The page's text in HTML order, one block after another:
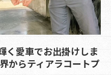
く愛車でお出掛けしま
からティアラコートプ